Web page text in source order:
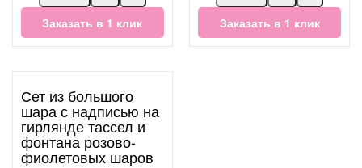
Заказать в 1 клик
Заказать в 1 клик
Сет из большого
шара с надписью на
гирлянде тассел и
фонтана розово-
фиолетовых шаров